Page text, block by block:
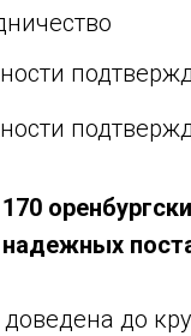
надежных
до